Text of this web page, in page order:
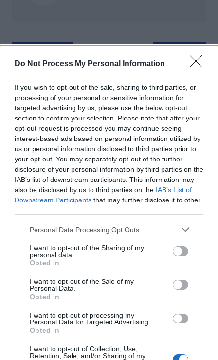
Do Not Process My Personal Information
If you wish to opt-out of the sale, sharing to third parties, or
processing of your personal or sensitive information for
targeted advertising by us, please use the below opt-out
section to confirm your selection. Please note that after your
opt-out request is processed you may continue seeing
interest-based ads based on personal information utilized by
us or personal information disclosed to third parties prior to
your opt-out. You may separately opt-out of the further
disclosure of your personal information by third parties on the
IAB’s list of downstream participants. This information may
also be disclosed by us to third parties on the IAB’s List of
Downstream Participants that may further disclose it to other
Personal Data Processing Opt Outs
I want to opt-out of the Sharing of my
personal data.
Opted In
I want to opt-out of the Sale of my
Personal Data.
Opted In
I want to opt-out of processing my
Personal Data for Targeted Advertising.
Opted In
I want to opt-out of Collection, Use,
Retention, Sale, and/or Sharing of my
Navigation
de
Actus Info
selon une étude européenne
Auto Pour Vous 5 août 2026